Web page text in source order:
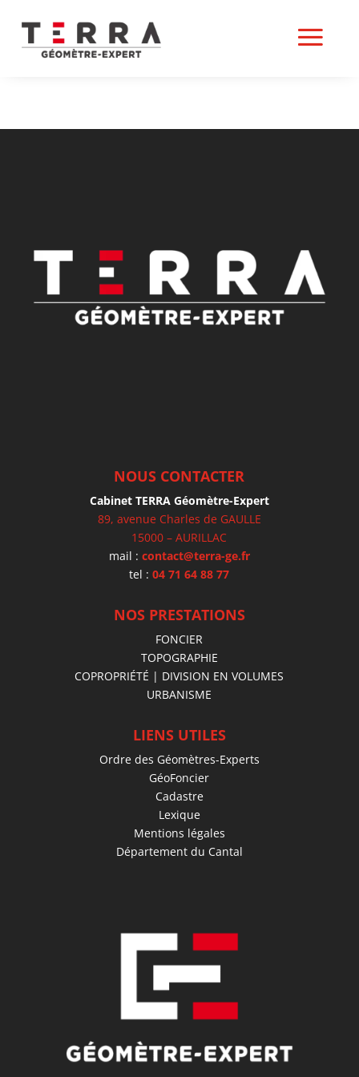
NOUS CONTACTER
Cabinet TERRA Géomètre-Expert
89, avenue Charles de GAULLE
15000 – AURILLAC
mail : contact@terra-ge.fr
tel :04 71 64 88 77
NOS PRESTATIONS
FONCIER
TOPOGRAPHIE
COPROPRIÉTÉ | DIVISION EN VOLUMES
URBANISME
LIENS UTILES
Ordre des Géomètres-Experts
GéoFoncier
Cadastre
Lexique
Mentions légales
Département du Cantal